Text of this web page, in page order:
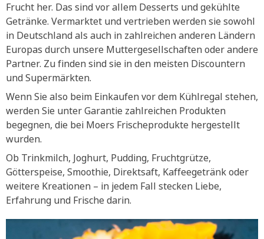
Frucht her. Das sind vor allem Desserts und gekühlte
Getränke. Vermarktet und vertrieben werden sie sowohl
in Deutschland als auch in zahlreichen anderen Ländern
Europas durch unsere Muttergesellschaften oder andere
Partner. Zu finden sind sie in den meisten Discountern
und Supermärkten.
Wenn Sie also beim Einkaufen vor dem Kühlregal stehen,
werden Sie unter Garantie zahlreichen Produkten
begegnen, die bei Moers Frischeprodukte hergestellt
wurden.
Ob Trinkmilch, Joghurt, Pudding, Fruchtgrütze,
Götterspeise, Smoothie, Direktsaft, Kaffeegetränk oder
weitere Kreationen – in jedem Fall stecken Liebe,
Erfahrung und Frische darin.